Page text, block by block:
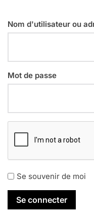
Nom d'utilisateur ou
Mot de passe
Se souvenir de moi